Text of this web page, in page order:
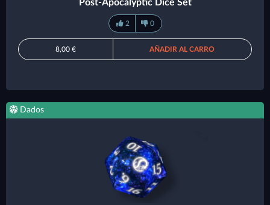
Post-Apocalyptic Dice Set
2 0
8,00 € AÑADIR AL CARRO
Dados